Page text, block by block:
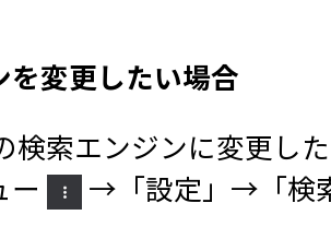
を変更したい場合
検索エンジンに変更し
ー
→「設定」→「検